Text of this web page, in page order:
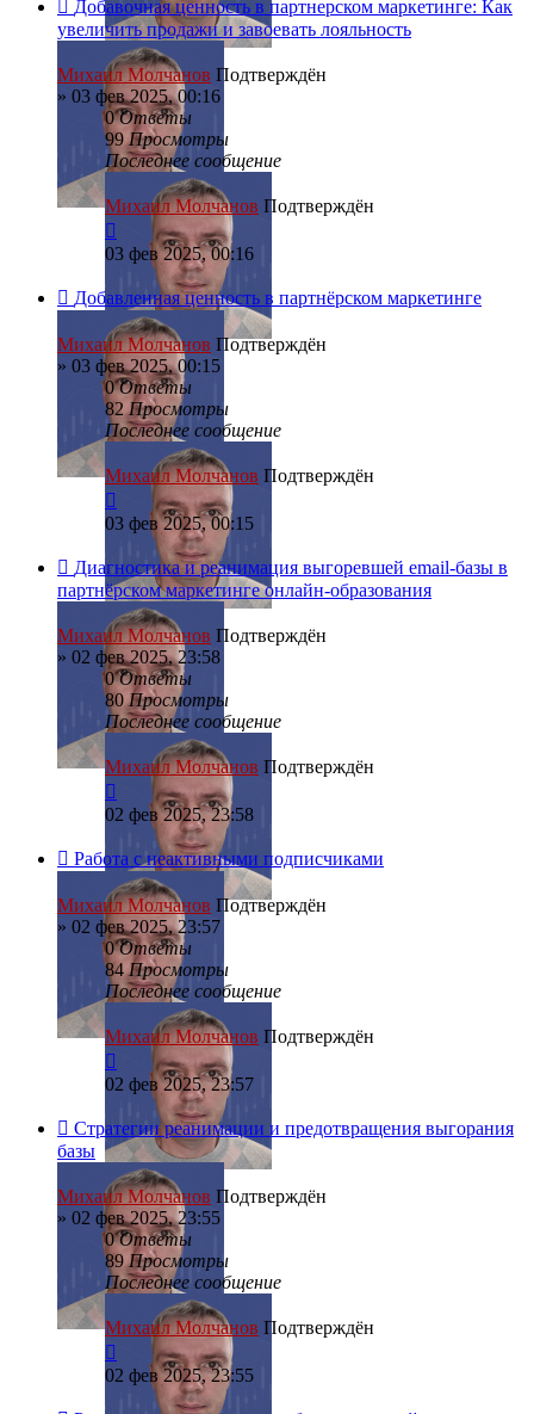
Добавочная ценность в партнерском маркетинге: Как
увеличить продажи и завоевать лояльность
Михаил Молчанов Подтверждён
» 03 фев 2025, 00:16
0Ответы
99Просмотры
Последнее сообщение
Михаил Молчанов Подтверждён
03 фев 2025, 00:16
Добавленная ценность в партнёрском маркетинге
Михаил Молчанов Подтверждён
» 03 фев 2025, 00:15
0Ответы
82Просмотры
Последнее сообщение
Михаил Молчанов Подтверждён
03 фев 2025, 00:15
Диагностика и реанимация выгоревшей email-базы в
партнёрском маркетинге онлайн-образования
Михаил Молчанов Подтверждён
» 02 фев 2025, 23:58
0Ответы
80Просмотры
Последнее сообщение
Михаил Молчанов Подтверждён
02 фев 2025, 23:58
Работа с неактивными подписчиками
Михаил Молчанов Подтверждён
» 02 фев 2025, 23:57
0Ответы
84Просмотры
Последнее сообщение
Михаил Молчанов Подтверждён
02 фев 2025, 23:57
Стратегии реанимации и предотвращения выгорания
базы
Михаил Молчанов Подтверждён
» 02 фев 2025, 23:55
0Ответы
89Просмотры
Последнее сообщение
Михаил Молчанов Подтверждён
02 фев 2025, 23:55